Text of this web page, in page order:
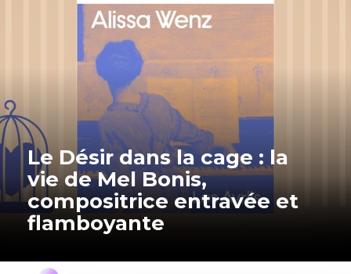
Le Désir dans la cage : la
vie de Mel Bonis,
compositrice entravée et
flamboyante